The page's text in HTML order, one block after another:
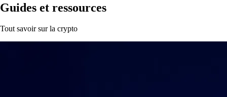
Guides et ressources
Tout savoir sur la crypto